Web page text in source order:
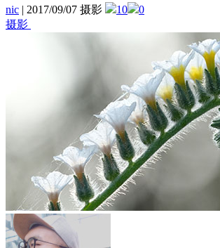
nic | 2017/09/07 摄影 10
0
摄影